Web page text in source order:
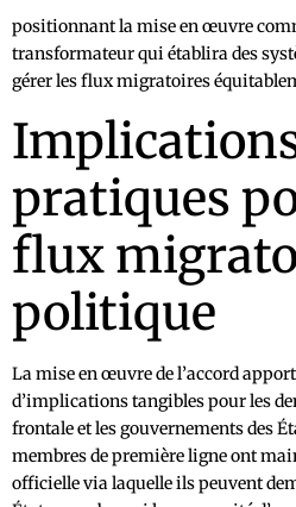
positionnant la mise en œuvre
transformateur qui établira des
gérer les flux migratoires
pratiques
flux
politique
La mise en œuvre de l’accord
d’implications tangibles pour les
frontale et les gouvernements des
membres de première ligne ont
officielle via laquelle ils peuvent